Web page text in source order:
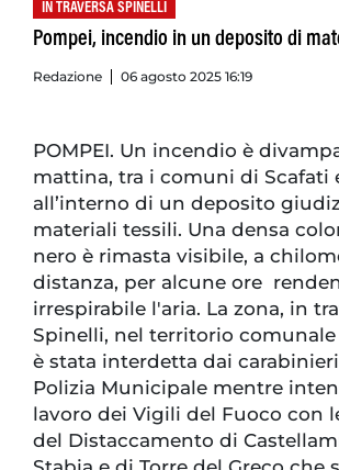
IN TRAVERSA SPINELLI
Pompei, incendio in un deposito di
Redazione 06 agosto 2025 16:19
POMPEI. Un incendio è
mattina, tra i comuni di Scafati
all’interno di un deposito
materiali tessili. Una densa
nero è rimasta visibile, a
distanza, per alcune ore
irrespirabile l'aria. La zona, in
Spinelli, nel territorio
è stata interdetta dai
Polizia Municipale mentre
lavoro dei Vigili del Fuoco con
del Distaccamento di